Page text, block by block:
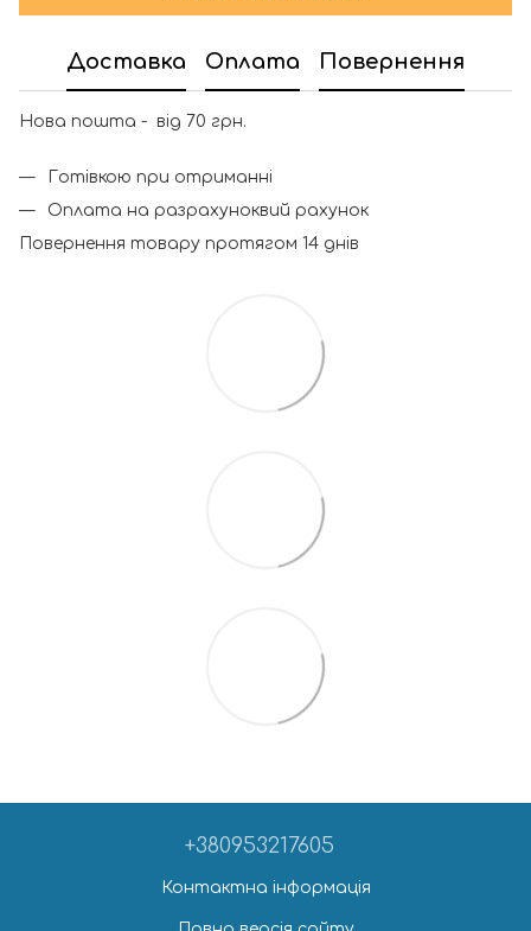
Доставка Оплата Повернення
Нова пошта - від 70 грн.
Готівкою при отриманні
Оплата на разрахуноквий рахунок
Повернення товару протягом 14 днів
+380953217605
Контактна інформація